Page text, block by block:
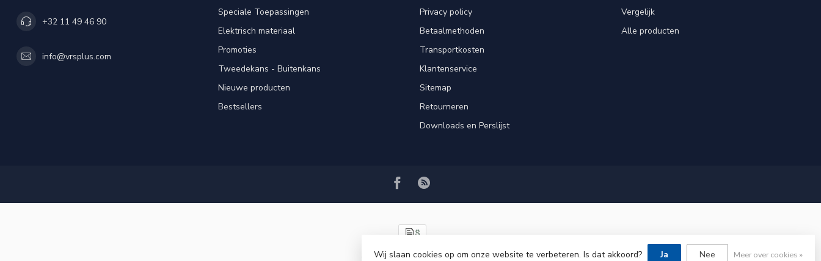
+32 11 49 46 90
info@vrsplus.com
Speciale Toepassingen
Elektrisch materiaal
Promoties
Tweedekans - Buitenkans
Nieuwe producten
Bestsellers
Privacy policy
Betaalmethoden
Transportkosten
Klantenservice
Sitemap
Retourneren
Downloads en Perslijst
Vergelijk
Alle producten
© Copyright 2026 VRSPLUS
Wij slaan cookies op om onze website te verbeteren. Is dat akkoord? Ja Nee Meer over cookies »